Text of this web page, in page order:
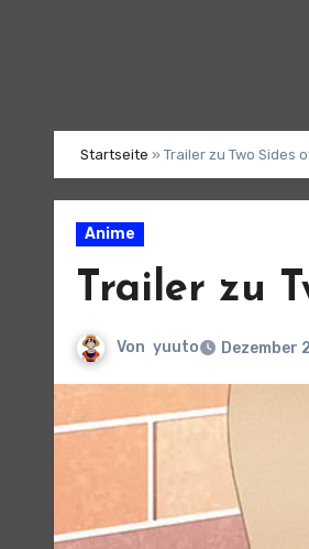
Startseite » Trailer zu Two Sides
Anime
Trailer zu
Von yuuto Dezember